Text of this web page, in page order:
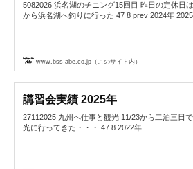
5082026 浜名湖のチニング15回目 昨日の定休日
から浜名湖へ釣りに行った 47 8 prev 2024年 2025
www.bss-abe.co.jp（このサイト内）
講習会実績 2025年
27112025 九州へ仕事と観光 11/23から二泊三日
光に行ってきた・・・ 47 8 2022年 ...